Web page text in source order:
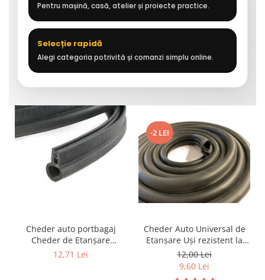
Pentru mașină, casă, atelier și proiecte practice.
Selecție rapidă
Alegi categoria potrivită și comanzi simplu online.
Cheder auto portbagaj
Cheder de Etanșare
Profesional din Cauciuc -
12,71 Lei
-2 LEI
Cheder Auto Universal de
Etanșare Uși rezistent la
intemperii, raze UV,
îmbătrânire și temperaturi
extreme
12,00 Lei
9,60 Lei